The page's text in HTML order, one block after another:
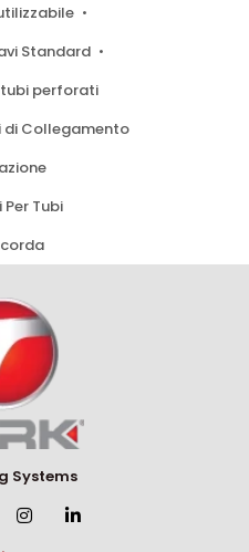
Standard
perforati
di Collegamento
Tubi
Systems